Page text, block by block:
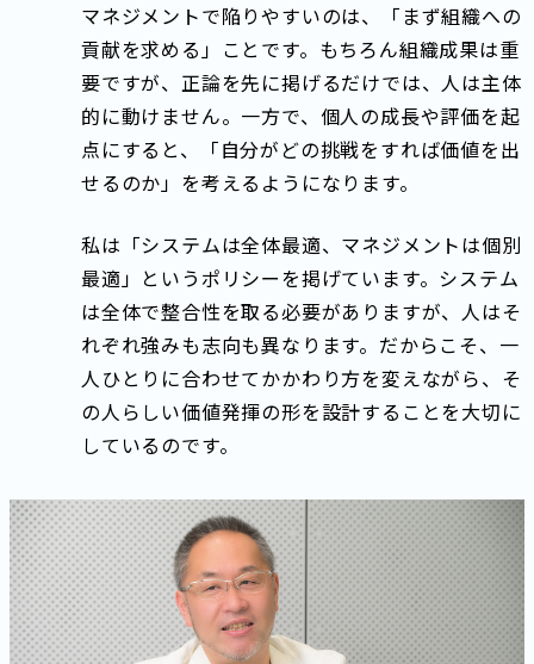
マネジメントで陥りやすいのは、「まず組織への
貢献を求める」ことです。もちろん組織成果は重
要ですが、正論を先に掲げるだけでは、人は主体
的に動けません。一方で、個人の成長や評価を起
点にすると、「自分がどの挑戦をすれば価値を出
せるのか」を考えるようになります。
私は「システムは全体最適、マネジメントは個別
最適」というポリシーを掲げています。システム
は全体で整合性を取る必要がありますが、人はそ
れぞれ強みも志向も異なります。だからこそ、一
人ひとりに合わせてかかわり方を変えながら、そ
の人らしい価値発揮の形を設計することを大切に
しているのです。